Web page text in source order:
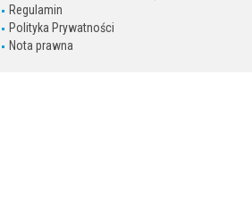
Regulamin
Polityka Prywatności
Nota prawna